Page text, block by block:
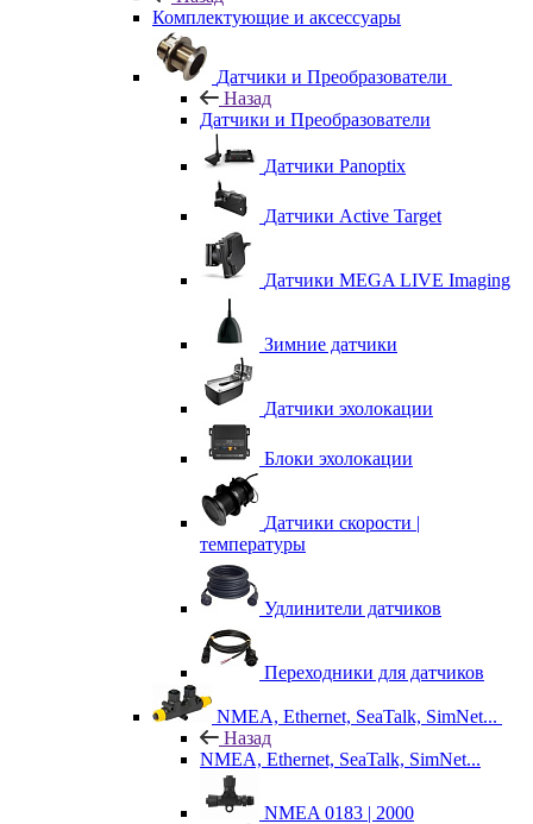
Комплектующие и аксессуары
Датчики и Преобразователи
Назад
Датчики и Преобразователи
Датчики Panoptix
Датчики Active Target
Датчики MEGA LIVE Imaging
Зимние датчики
Датчики эхолокации
Блоки эхолокации
Датчики скорости |
температуры
Удлинители датчиков
Переходники для датчиков
NMEA, Ethernet, SeaTalk, SimNet...
Назад
NMEA, Ethernet, SeaTalk, SimNet...
NMEA 0183 | 2000